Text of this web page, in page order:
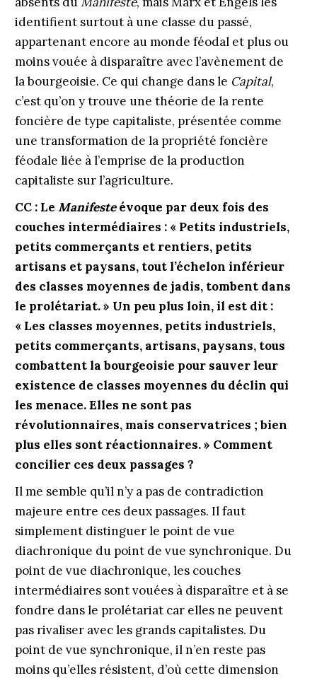
identifient surtout à une classe du passé,
appartenant encore au monde féodal et plus ou
moins vouée à disparaître avec l’avènement de
la bourgeoisie. Ce qui change dans le Capital,
c’est qu’on y trouve une théorie de la rente
foncière de type capitaliste, présentée comme
une transformation de la propriété foncière
féodale liée à l’emprise de la production
capitaliste sur l’agriculture.
CC : Le Manifesteévoque par deux fois des
couches intermédiaires : « Petits industriels,
petits commerçants et rentiers, petits
artisans et paysans, tout l’échelon inférieur
des classes moyennes de jadis, tombent dans
le prolétariat. » Un peu plus loin, il est dit :
« Les classes moyennes, petits industriels,
petits commerçants, artisans, paysans, tous
combattent la bourgeoisie pour sauver leur
existence de classes moyennes du déclin qui
les menace. Elles ne sont pas
révolutionnaires, mais conservatrices ; bien
plus elles sont réactionnaires. » Comment
concilier ces deux passages ?
Il me semble qu’il n’y a pas de contradiction
majeure entre ces deux passages. Il faut
simplement distinguer le point de vue
diachronique du point de vue synchronique. Du
point de vue diachronique, les couches
intermédiaires sont vouées à disparaître et à se
fondre dans le prolétariat car elles ne peuvent
pas rivaliser avec les grands capitalistes. Du
point de vue synchronique, il n’en reste pas
moins qu’elles résistent, d’où cette dimension